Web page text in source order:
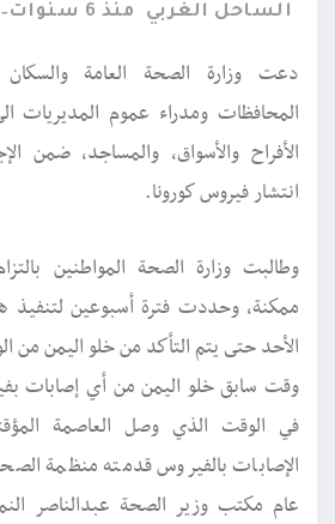
الساحل الغربي منذ 6 سنوات
دعت وزارة الصحة العامة
المحافظات ومدراء عموم المديريات
الأفراح والأسواق، والمساجد، ضمن
انتشار فيروس كورونا.
وطالبت وزارة الصحة المواطنين
ممكنة، وحددت فترة أسبوعين لتنفيذ
الأحد حتى يتم التأكد من خلو اليمن من
وقت سابق خلو اليمن من أي إصابات
في الوقت الذي وصل العاصمة
الإصابات بالفيروس قدمته منظمة
عام مكتب وزير الصحة عبدالناصر